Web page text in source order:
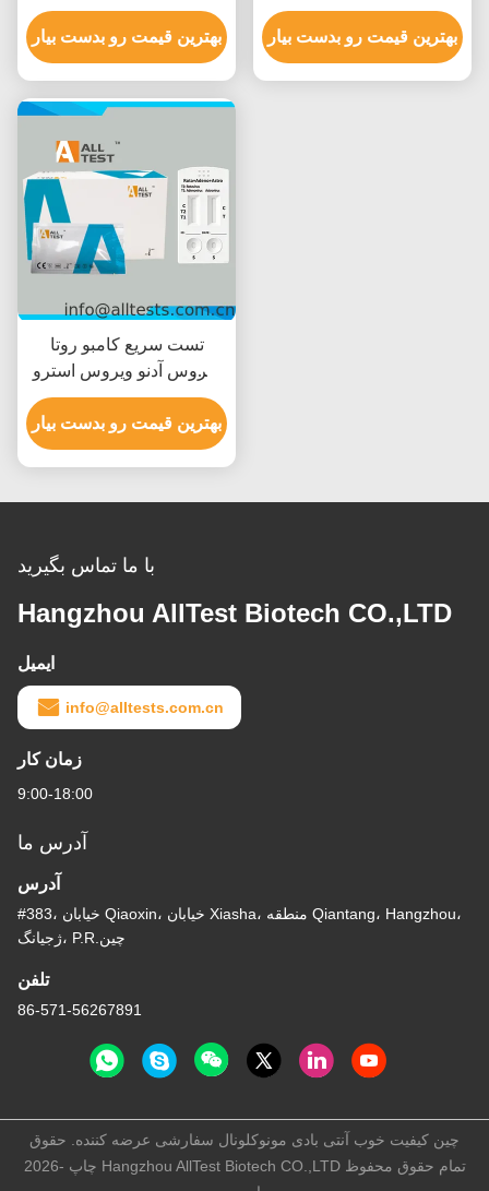
آدنوویروس، آستروویروس و
انتروویروس برای
بیماری‌های عفونی با نتایج
و تفسیر بصری آسان
بهترین قیمت رو بدست بیار
برای نتایج سریع در 10 دقیقه
با دقت بالا و تفسیر بصری
آسان
بهترین قیمت رو بدست بیار
تست سریع کامبو روتا
ویروس آدنو ویروس استرو
ویروس با زمان خواندن 15
دقیقه ای گواهینامه CE و
دقت بالا
بهترین قیمت رو بدست بیار
با ما تماس بگیرید
Hangzhou AllTest Biotech CO.,LTD
ایمیل
info@alltests.com.cn
زمان کار
9:00-18:00
آدرس ما
آدرس
#383، خیابان Qiaoxin، خیابان Xiasha، منطقه Qiantang، Hangzhou،
ژجیانگ، P.R.چین
تلفن
86-571-56267891
چین کیفیت خوب آنتی بادی مونوکلونال سفارشی عرضه کننده. حقوق
چاپ -2026 Hangzhou AllTest Biotech CO.,LTD تمام حقوق محفوظ